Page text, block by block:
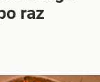
raz